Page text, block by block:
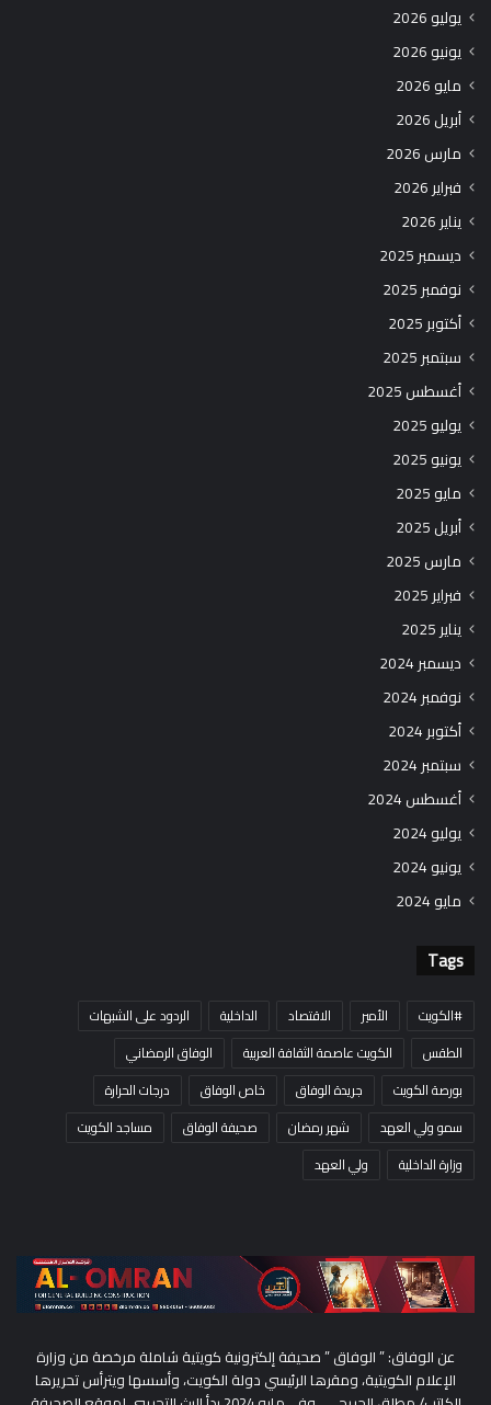
يوليو 2026
يونيو 2026
مايو 2026
أبريل 2026
مارس 2026
فبراير 2026
يناير 2026
ديسمبر 2025
نوفمبر 2025
أكتوبر 2025
سبتمبر 2025
أغسطس 2025
يوليو 2025
يونيو 2025
مايو 2025
أبريل 2025
مارس 2025
فبراير 2025
يناير 2025
ديسمبر 2024
نوفمبر 2024
أكتوبر 2024
سبتمبر 2024
أغسطس 2024
يوليو 2024
يونيو 2024
مايو 2024
Tags
#الكويت الأمير الاقتصاد الداخلية
الردود على الشبهات
الطقس
الكويت عاصمة الثقافة العربية
الوفاق الرمضاني
بورصة الكويت
جريدة الوفاق خاص الوفاق
درجات الحرارة
سمو ولي العهد
شهر رمضان صحيفة الوفاق
مساجد الكويت
وزارة الداخلية
ولي العهد
عن الوفاق: ” الوفاق ” صحيفة إلكترونية كويتية شاملة مرخصة من وزارة
الإعلام الكويتية، ومقرها الرئيسي دولة الكويت، وأسسها ويترأس تحريرها